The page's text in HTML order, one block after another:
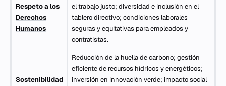
Respeto a los
Derechos
Humanos
el trabajo justo; diversidad e inclusión en el
tablero directivo; condiciones laborales
seguras y equitativas para empleados y
contratistas.
Sostenibilidad
Reducción de la huella de carbono; gestión
eficiente de recursos hídricos y energéticos;
inversión en innovación verde; impacto social